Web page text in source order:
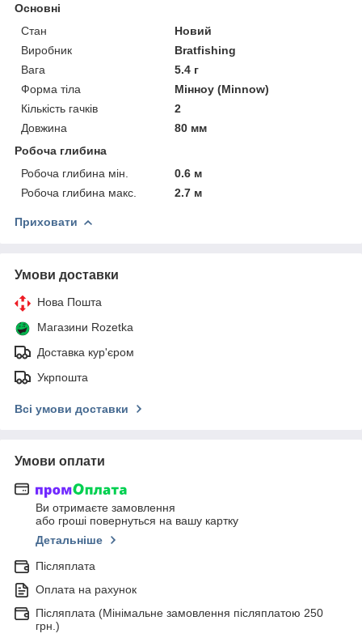
Основні
Стан
Новий
Виробник
Bratfishing
Вага
5.4 г
Форма тіла
Мінноу (Minnow)
Кількість гачків
2
Довжина
80 мм
Робоча глибина
Робоча глибина мін.
0.6 м
Робоча глибина макс.
2.7 м
Приховати
Умови доставки
Нова Пошта
Магазини Rozetka
Доставка кур'єром
Укрпошта
Всі умови доставки
Умови оплати
Ви отримаєте замовлення
або гроші повернуться на вашу картку
Детальніше
Післяплата
Оплата на рахунок
Післяплата (Мінімальне замовлення післяплатою 250
грн.)